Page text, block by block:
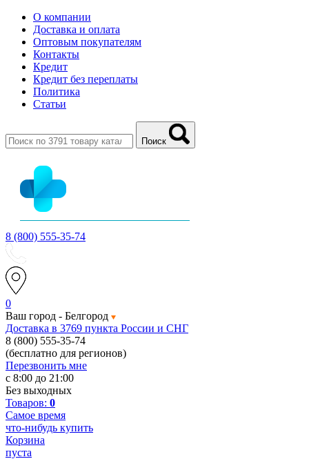
О компании
Доставка и оплата
Оптовым покупателям
Контакты
Кредит
Кредит без переплаты
Политика
Статьи
Поиск
8 (800) 555-35-74
0
Ваш город - Белгород
Доставка в 3769 пункта России и СНГ
8 (800) 555-35-74
(бесплатно для регионов)
Перезвонить мне
с 8:00 до 21:00
Без выходных
Товаров: 0
Самое время
что-нибудь купить
Корзина
пуста